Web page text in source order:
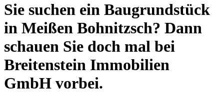
Sie suchen ein Baugrundstück
in Meißen Bohnitzsch? Dann
schauen Sie doch mal bei
Breitenstein Immobilien
GmbH vorbei.